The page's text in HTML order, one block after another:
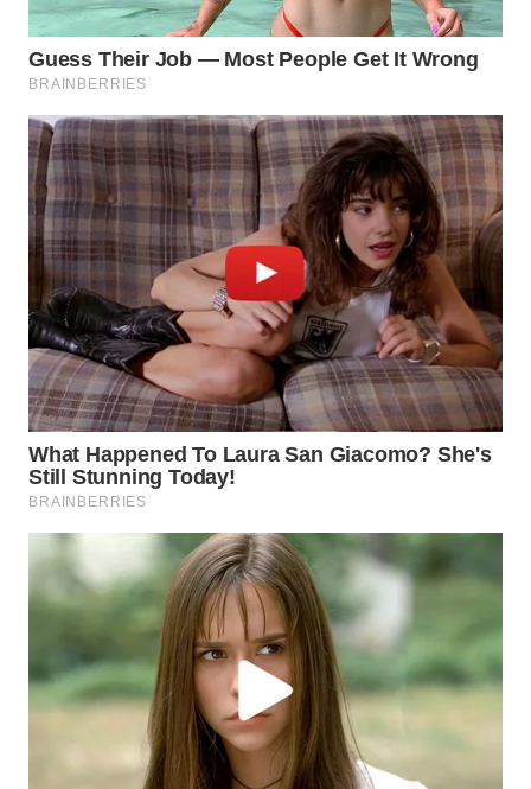
WN
PURWAKARTA
WN
PRIANGAN
TIMUR
WN
SEMARANG
WN
SOLO
WN
BOROBUDUR
WN
MADURA
WN
SURABAYA
WN
NATUNA